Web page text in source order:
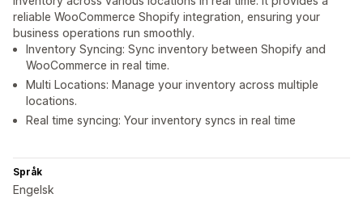
reliable WooCommerce Shopify integration, ensuring your
business operations run smoothly.
Inventory Syncing: Sync inventory between Shopify and
WooCommerce in real time.
Multi Locations: Manage your inventory across multiple
locations.
Real time syncing: Your inventory syncs in real time
Språk
Engelsk